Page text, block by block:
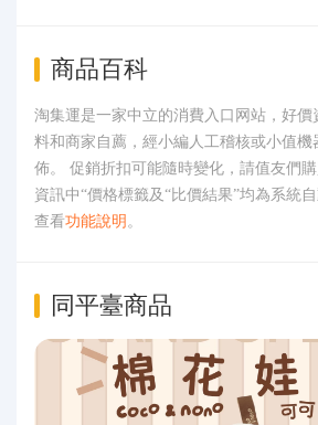
商品百科
淘集運是一家中立的消費入口网站，好價
料和商家自薦，經小編人工稽核或小值機
佈。 促銷折扣可能隨時變化，請值友們
資訊中“價格標籤及“比價結果”均為系統
查看功能說明 。
同平臺商品